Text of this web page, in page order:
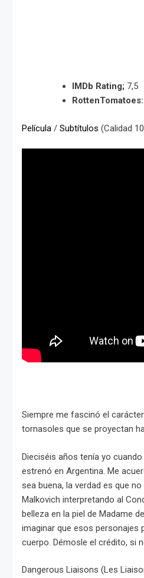
IMDb Rating; 7,5
RottenTomatoes:
Película / Subtítulos (Calidad
Siempre me fascinó el
tornasoles que se proyectan
Dieciséis años tenía yo
estrenó en Argentina. Me
sea buena, la verdad es que
Malkovich interpretando al
belleza en la piel de Madame
imaginar que esos
cuerpo. Démosle el crédito, si
Dangerous Liaisons (Les